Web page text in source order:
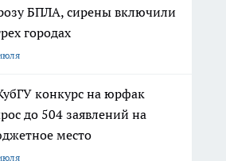
БПЛА, сирены включили
городах
конкурс на юрфак
до 504 заявлений на
место